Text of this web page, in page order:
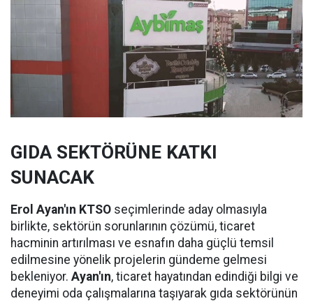
GIDA SEKTÖRÜNE KATKI
SUNACAK
Erol Ayan'ın KTSO seçimlerinde aday olmasıyla
birlikte, sektörün sorunlarının çözümü, ticaret
hacminin artırılması ve esnafın daha güçlü temsil
edilmesine yönelik projelerin gündeme gelmesi
bekleniyor. Ayan'ın, ticaret hayatından edindiği bilgi ve
deneyimi oda çalışmalarına taşıyarak gıda sektörünün